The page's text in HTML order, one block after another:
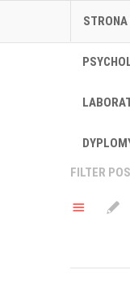
STRONA
FILTER